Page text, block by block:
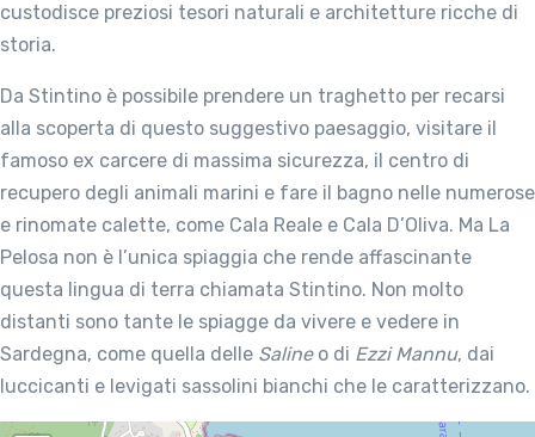
custodisce preziosi tesori naturali e architetture ricche di
storia.
Da Stintino è possibile prendere un traghetto per recarsi
alla scoperta di questo suggestivo paesaggio, visitare il
famoso ex carcere di massima sicurezza, il centro di
recupero degli animali marini e fare il bagno nelle numerose
e rinomate calette, come Cala Reale e Cala D’Oliva. Ma La
Pelosa non è l’unica spiaggia che rende affascinante
questa lingua di terra chiamata Stintino. Non molto
distanti sono tante le spiagge da vivere e vedere in
Sardegna, come quella delle Saline o di Ezzi Mannu, dai
luccicanti e levigati sassolini bianchi che le caratterizzano.